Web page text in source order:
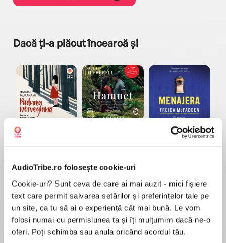
AudioTribe.ro folosește cookie-uri
Cookie-uri? Sunt ceva de care ai mai auzit - mici fișiere
text care permit salvarea setărilor și preferințelor tale pe
un site, ca tu să ai o experiență cât mai bună. Le vom
folosi numai cu permisiunea ta și îți mulțumim dacă ne-o
oferi. Poți schimba sau anula oricând acordul tău.
Dacă ți-a plăcut încearcă și
Pădurea norvegiană
Elita de Argint (Elita
de...
Dani Francis
Diavolul se îmbracă de
la...
Lauren Weisberger
Menajera
Freida McFadden
Migdală
Sohn Won-pyung